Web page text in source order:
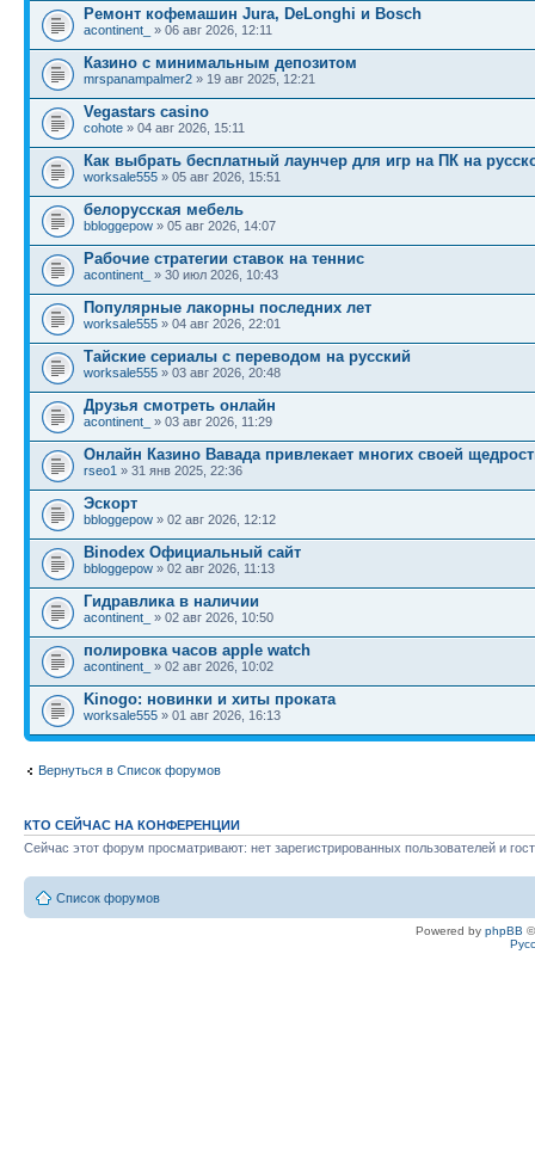
Ремонт кофемашин Jura, DeLonghi и Bosch
acontinent_ » 06 авг 2026, 12:11
Казино с минимальным депозитом
mrspanampalmer2 » 19 авг 2025, 12:21
Vegastars casino
cohote » 04 авг 2026, 15:11
Как выбрать бесплатный лаунчер для игр на ПК на
worksale555 » 05 авг 2026, 15:51
белорусская мебель
bbloggepow » 05 авг 2026, 14:07
Рабочие стратегии ставок на теннис
acontinent_ » 30 июл 2026, 10:43
Популярные лакорны последних лет
worksale555 » 04 авг 2026, 22:01
Тайские сериалы с переводом на русский
worksale555 » 03 авг 2026, 20:48
Друзья смотреть онлайн
acontinent_ » 03 авг 2026, 11:29
Онлайн Казино Вавада привлекает многих своей
rseo1 » 31 янв 2025, 22:36
Эскорт
bbloggepow » 02 авг 2026, 12:12
Binodex Официальный сайт
bbloggepow » 02 авг 2026, 11:13
Гидравлика в наличии
acontinent_ » 02 авг 2026, 10:50
полировка часов apple watch
acontinent_ » 02 авг 2026, 10:02
Kinogo: новинки и хиты проката
worksale555 » 01 авг 2026, 16:13
Вернуться в Список форумов
КТО СЕЙЧАС НА КОНФЕРЕНЦИИ
Сейчас этот форум просматривают: нет зарегистрированных пользователей и
Список форумов
Powered by phpBB